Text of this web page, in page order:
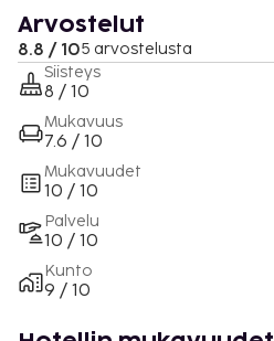
Arvostelut
8.8 / 105 arvostelusta
Siisteys
8 / 10
Mukavuus
7.6 / 10
Mukavuudet
10 / 10
Palvelu
10 / 10
Kunto
9 / 10